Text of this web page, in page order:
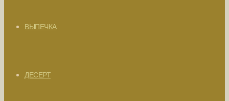
ВЫПЕЧКА
ДЕСЕРТ